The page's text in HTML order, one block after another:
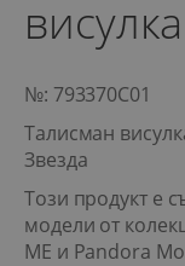
№: 793370C01
Талисман
Звезда
Този продукт е
модели от
ME и Pandora